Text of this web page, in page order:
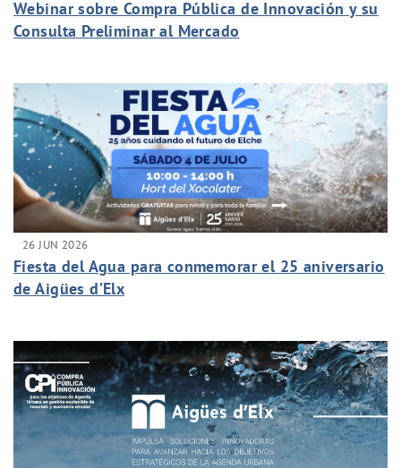
Webinar sobre Compra Pública de Innovación y su
Consulta Preliminar al Mercado
26 JUN 2026
Fiesta del Agua para conmemorar el 25 aniversario
de Aigües d’Elx